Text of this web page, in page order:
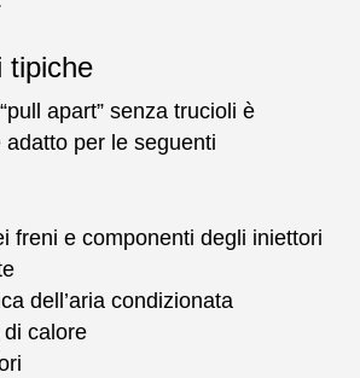
tipiche
apart” senza trucioli è
per le seguenti
freni e componenti degli iniettori
dell’aria condizionata
calore